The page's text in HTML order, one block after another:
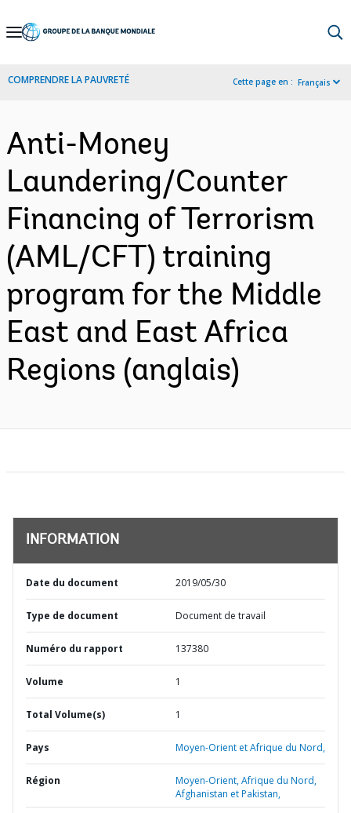
Skip
Navigation
COMPRENDRE LA PAUVRETÉ Cette page en : Français
Anti-Money
Laundering/Counter
Financing of Terrorism
(AML/CFT) training
program for the Middle
East and East Africa
Regions (anglais)
INFORMATION
Date du document 2019/05/30
Type de document Document de travail
Numéro du rapport 137380
Volume 1
Total Volume(s) 1
Pays Moyen-Orient et Afrique du Nord,
Région
Moyen-Orient, Afrique du Nord,
Afghanistan et Pakistan,